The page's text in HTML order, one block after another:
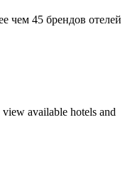
чем 45 брендов отелей
available hotels and